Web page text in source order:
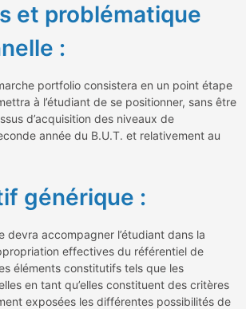
et problématique
:
portfolio consistera en un point étape
à l’étudiant de se positionner, sans être
d’acquisition des niveaux de
année du B.U.T. et relativement au
générique :
devra accompagner l’étudiant dans la
effectives du référentiel de
éléments constitutifs tels que les
en tant qu’elles constituent des critères
exposées les différentes possibilités de